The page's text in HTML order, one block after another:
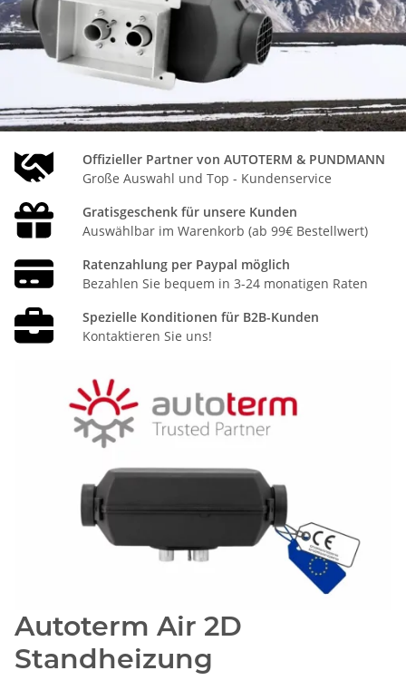
Offizieller Partner von AUTOTERM & PUNDMANN
Große Auswahl und Top - Kundenservice
Gratisgeschenk für unsere Kunden
Auswählbar im Warenkorb (ab 99€ Bestellwert)
Ratenzahlung per Paypal möglich
Bezahlen Sie bequem in 3-24 monatigen Raten
Spezielle Konditionen für B2B-Kunden
Kontaktieren Sie uns!
Autoterm Air 2D
Standheizung